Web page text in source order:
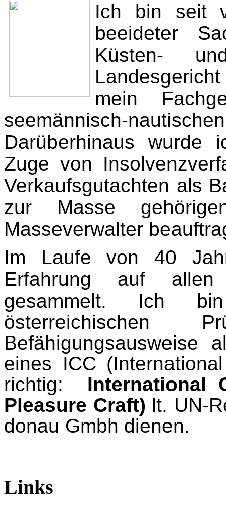
Ich bin seit
beeideter
Küsten-
mein
seemännisch-
Darüberhinaus wurde
Zuge von
Verkaufsgutachten als
zur Masse
Masseverwalter
Im Laufe von 40
Erfahrung auf
gesammelt. Ich
österreichischen
Befähigungsausweise
eines ICC
richtig: International
Pleasure Craft) lt. UN-
donau Gmbh dienen.
Links